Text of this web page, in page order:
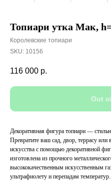
Топиари утка Мак,
Королевские топиари
SKU: 10156
116 000 р.
Out
Декоративная фигура топиари —
Превратите ваш сад, двор, террасу
искусства с помощью декоративной
изготовлена из прочного
высококачественным искусственным
ультрафиолету и перепадам